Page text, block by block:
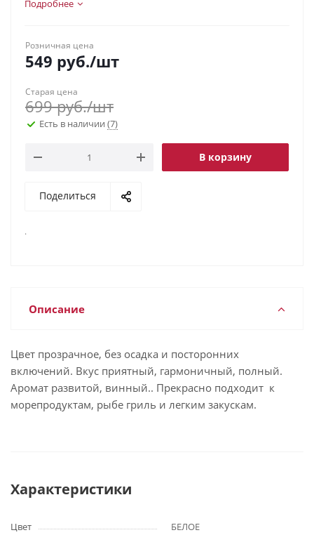
Подробнее
Розничная цена
549 руб./шт
Старая цена
699руб./шт
Есть в наличии (7)
В корзину
Поделиться
.
Описание
Цвет прозрачное, без осадка и посторонних
включений. Вкус приятный, гармоничный, полный.
Аромат развитой, винный.. Прекрасно подходит к
морепродуктам, рыбе гриль и легким закускам.
Характеристики
Цвет
БЕЛОЕ